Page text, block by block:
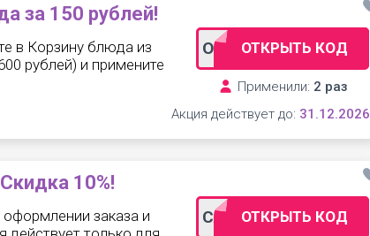
за 150 рублей!
в Корзину блюда из
рублей) и примените
ОЛЛИС150
ОТКРЫТЬ КОД
Применили: 2 раз
Акция действует до: 31.12.2026
10%!
заказа и
CAKENEW10
ОТКРЫТЬ КОД